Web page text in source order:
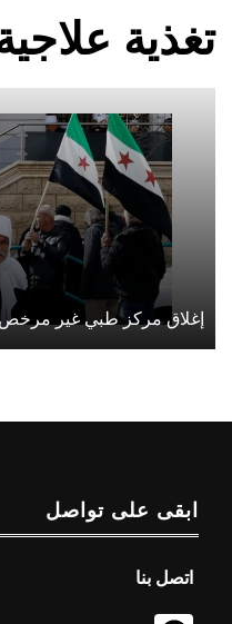
تغذية
إغلاق مركز طبي غير مرخص
ابقى على تواصل
اتصل بنا